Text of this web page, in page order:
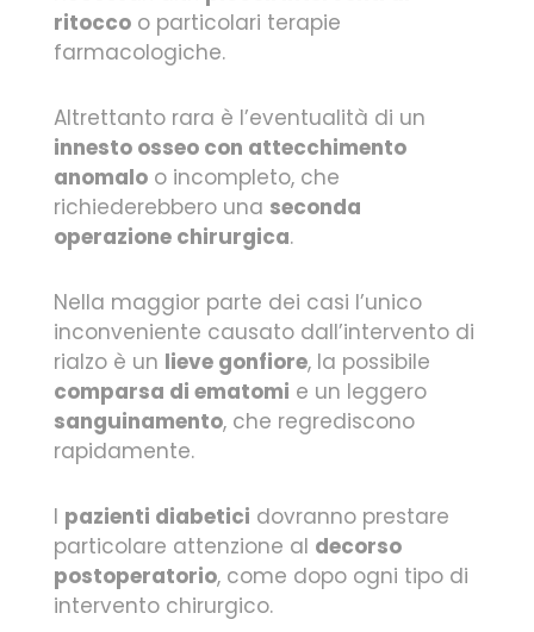
ritocco o particolari terapie
farmacologiche.
Altrettanto rara è l’eventualità di un
innesto osseo con attecchimento
anomalo o incompleto, che
richiederebbero una seconda
operazione chirurgica.
Nella maggior parte dei casi l’unico
inconveniente causato dall’intervento di
rialzo è un lieve gonfiore, la possibile
comparsa di ematomi e un leggero
sanguinamento, che regrediscono
rapidamente.
I pazienti diabetici dovranno prestare
particolare attenzione al decorso
postoperatorio, come dopo ogni tipo di
intervento chirurgico.